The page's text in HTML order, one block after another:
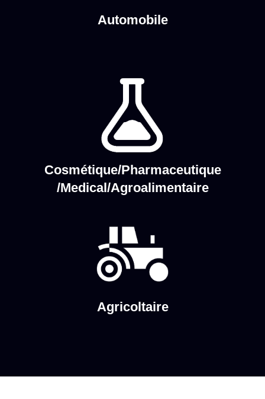
Automobile
Cosmétique/Pharmaceutique
/Medical/Agroalimentaire
Agricoltaire